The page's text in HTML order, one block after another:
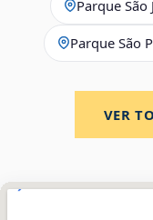
Parque São
Parque São
VER